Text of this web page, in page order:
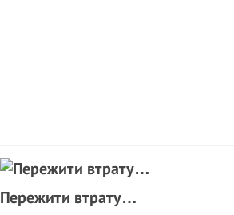
Пережити втрату…